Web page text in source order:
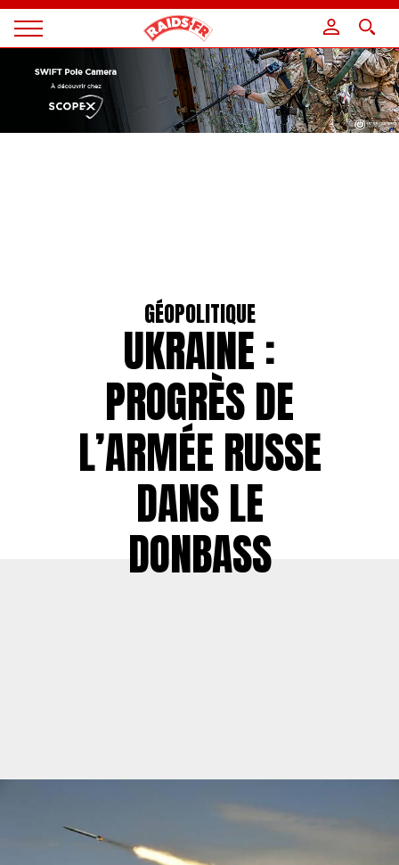
Magazine
GÉOPOLITIQUE
UKRAINE :
PROGRÈS DE
L’ARMÉE RUSSE
DANS LE
DONBASS
Panneau de gestion des cookies